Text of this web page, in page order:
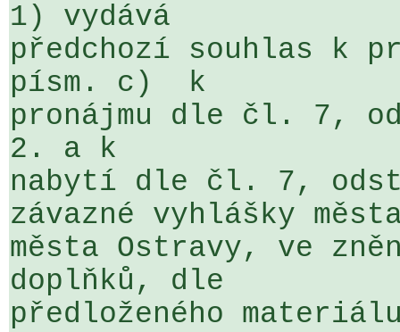
1) vydává
předchozí souhlas
písm. c)  k
pronájmu dle čl. 7,
2. a k
nabytí dle čl. 7,
závazné vyhlášky
města Ostravy, ve
doplňků, dle
předloženého